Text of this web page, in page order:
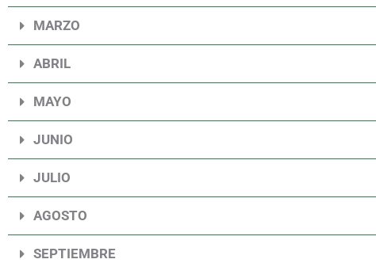
MARZO
ABRIL
MAYO
JUNIO
JULIO
AGOSTO
SEPTIEMBRE